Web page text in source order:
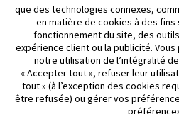
Modalités d’utilisation
Politique de confidentialité
Énoncé d’accessibilité
Préférences de cookies
©2026 Abbott. Tous droits réservés.
que des technologies connexes,
en matière de cookies à des fins
fonctionnement du site, des
expérience client ou la publicité.
notre utilisation de l’intégralité
« Accepter tout », refuser leur
tout » (à l’exception des cookies
être refusée) ou gérer vos